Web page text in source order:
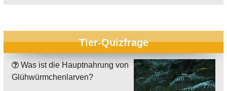
Tier-Quizfrage
Was ist die Hauptnahrung von
Glühwürmchenlarven?